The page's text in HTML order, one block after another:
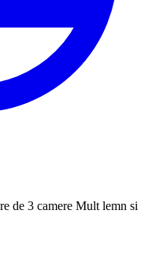
de 3 camere Mult lemn si